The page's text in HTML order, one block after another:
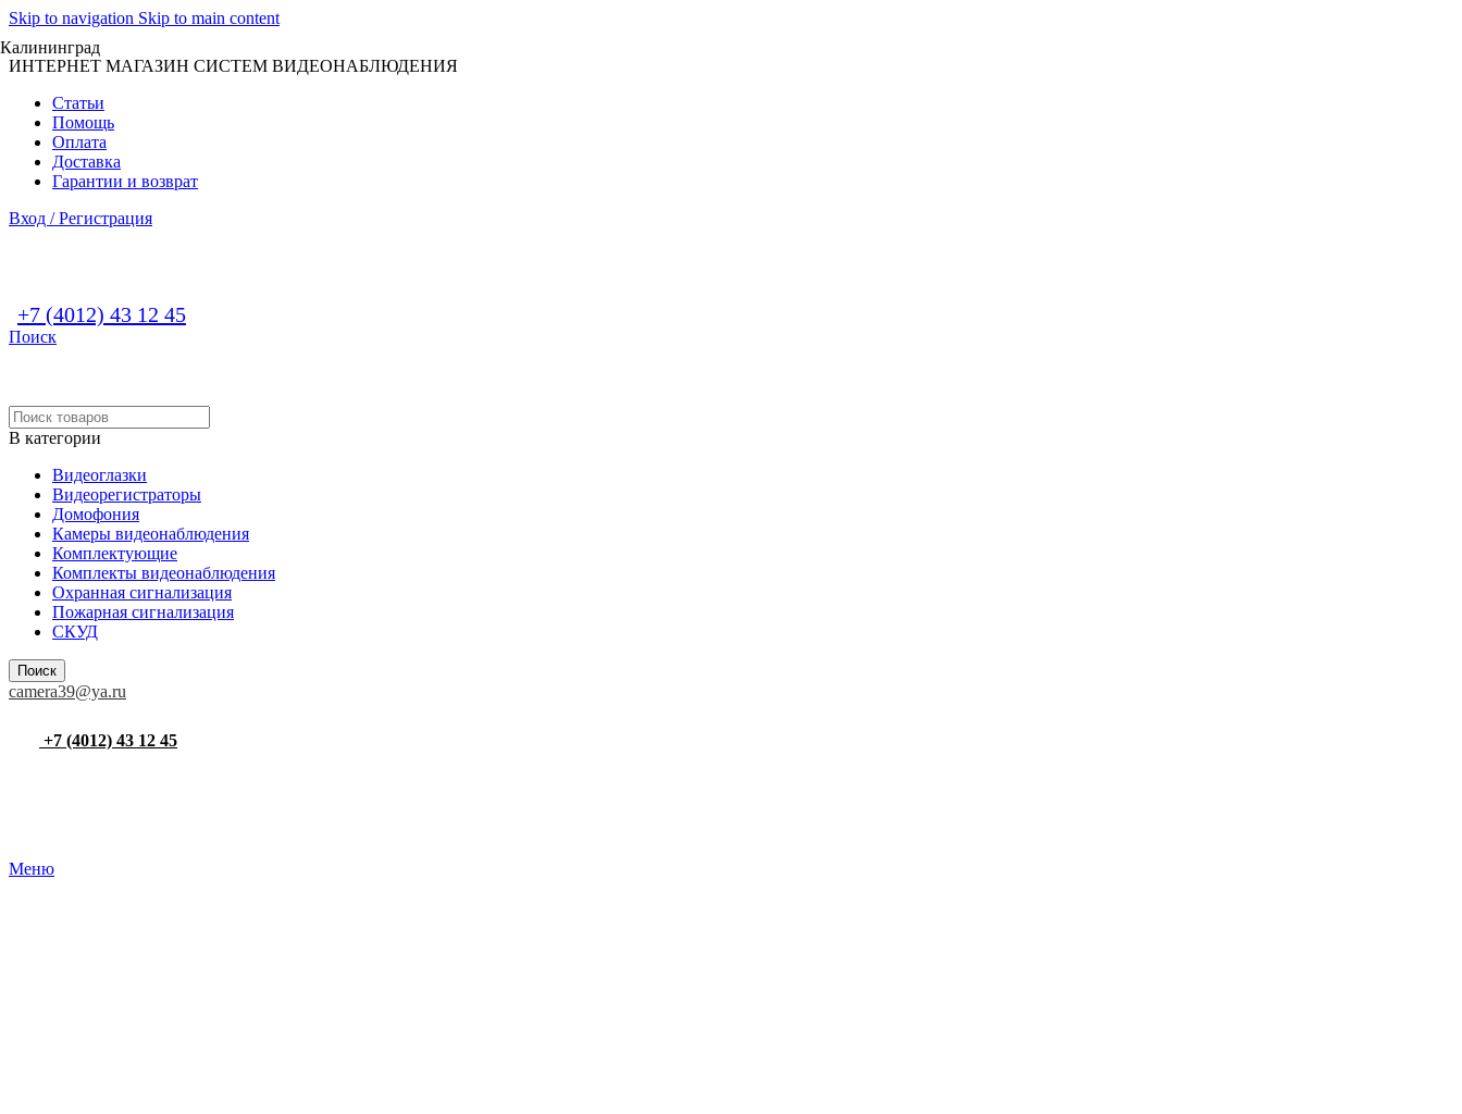
Skip to navigation Skip to main content
Калининград
ИНТЕРНЕТ МАГАЗИН СИСТЕМ ВИДЕОНАБЛЮДЕНИЯ
Статьи
Помощь
Оплата
Доставка
Гарантии и возврат
Вход / Регистрация
+7 (4012) 43 12 45
Поиск
В категории
Видеоглазки
Видеорегистраторы
Домофония
Камеры видеонаблюдения
Комплектующие
Комплекты видеонаблюдения
Охранная сигнализация
Пожарная сигнализация
СКУД
Поиск
camera39@ya.ru
+7 (4012) 43 12 45
Меню